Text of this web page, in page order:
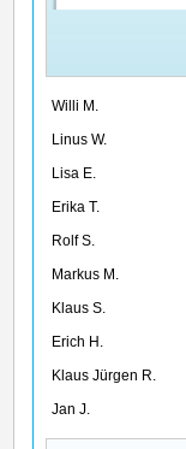
Willi M.
Linus W.
Lisa E.
Erika T.
Rolf S.
Markus M.
Klaus S.
Erich H.
Klaus Jürgen R.
Jan J.